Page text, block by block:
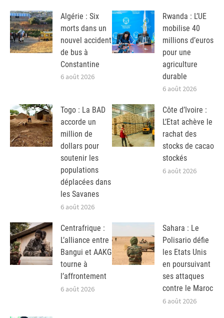
Algérie : Six
morts dans un
nouvel accident
de bus à
Constantine
6 août 2026
Rwanda : L’UE
mobilise 40
millions d’euros
pour une
agriculture
durable
6 août 2026
Togo : La BAD
accorde un
million de
dollars pour
soutenir les
populations
déplacées dans
les Savanes
6 août 2026
Côte d’Ivoire :
L’Etat achève le
rachat des
stocks de cacao
stockés
6 août 2026
Centrafrique :
L’alliance entre
Bangui et AAKG
tourne à
l’affrontement
6 août 2026
Sahara : Le
Polisario défie
les Etats Unis
en poursuivant
ses attaques
contre le Maroc
6 août 2026